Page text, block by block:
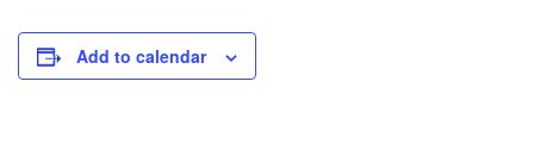
Add to calendar